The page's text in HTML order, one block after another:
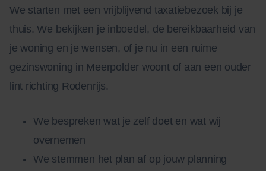
We starten met een vrijblijvend taxatiebezoek bij je
thuis. We bekijken je inboedel, de bereikbaarheid van
je woning en je wensen, of je nu in een ruime
gezinswoning in Meerpolder woont of aan een ouder
lint richting Rodenrijs.
We bespreken wat je zelf doet en wat wij
overnemen
We stemmen het plan af op jouw planning